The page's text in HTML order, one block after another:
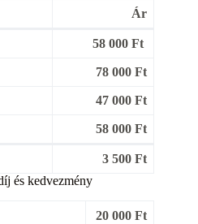
Ár
58 000 Ft
78 000 Ft
47 000 Ft
58 000 Ft
3 500 Ft
és kedvezmény
20 000 Ft